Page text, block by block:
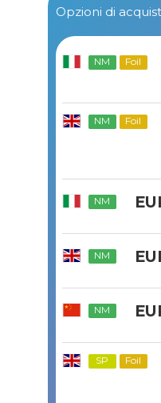
Opzioni di
NM Foil
NM Foil
NM
NM
NM
SP Foil